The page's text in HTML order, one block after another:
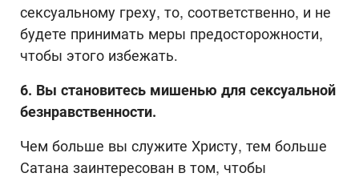
сексуальному греху, то, соответственно, и не
будете принимать меры предосторожности,
чтобы этого избежать.
6. Вы становитесь мишенью для сексуальной
безнравственности.
Чем больше вы служите Христу, тем больше
Сатана заинтересован в том, чтобы